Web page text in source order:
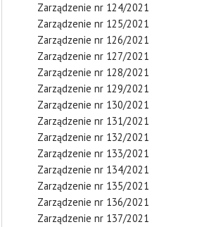
Zarządzenie nr 124/2021
Zarządzenie nr 125/2021
Zarządzenie nr 126/2021
Zarządzenie nr 127/2021
Zarządzenie nr 128/2021
Zarządzenie nr 129/2021
Zarządzenie nr 130/2021
Zarządzenie nr 131/2021
Zarządzenie nr 132/2021
Zarządzenie nr 133/2021
Zarządzenie nr 134/2021
Zarządzenie nr 135/2021
Zarządzenie nr 136/2021
Zarządzenie nr 137/2021